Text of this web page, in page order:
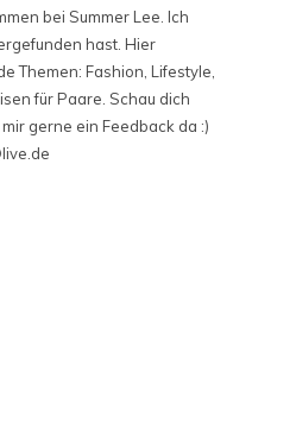
bei Summer Lee. Ich
hast. Hier
Themen: Fashion, Lifestyle,
für Paare. Schau dich
gerne ein Feedback da :)